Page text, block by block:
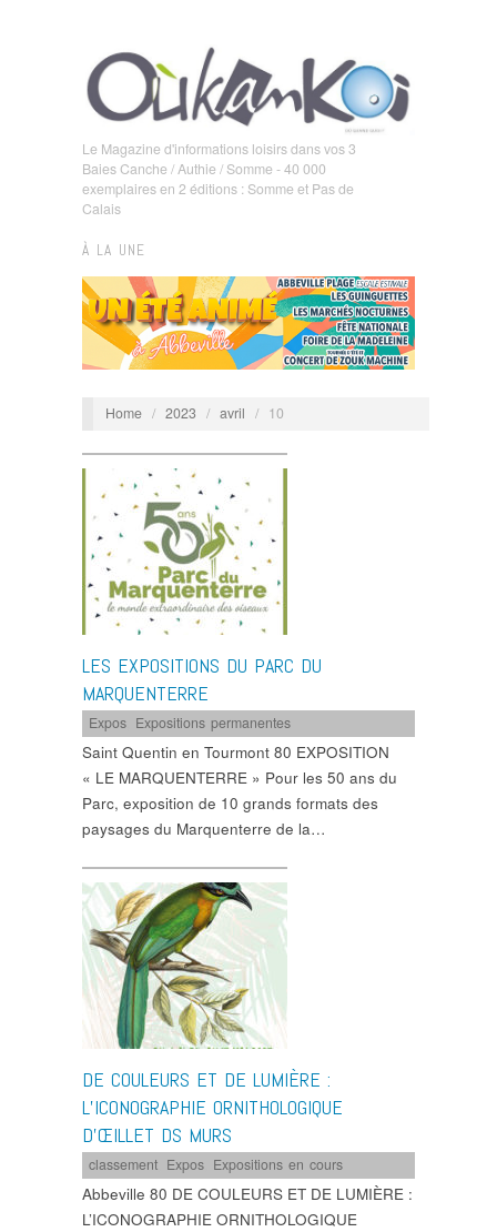
Le Magazine d'informations loisirs dans vos 3
Baies Canche / Authie / Somme - 40 000
exemplaires en 2 éditions : Somme et Pas de
Calais
À LA UNE
Home / 2023 / avril / 10
LES EXPOSITIONS DU PARC DU
MARQUENTERRE
Expos Expositions permanentes
Saint Quentin en Tourmont 80 EXPOSITION
« LE MARQUENTERRE » Pour les 50 ans du
Parc, exposition de 10 grands formats des
paysages du Marquenterre de la…
DE COULEURS ET DE LUMIÈRE :
L’ICONOGRAPHIE ORNITHOLOGIQUE
D’ŒILLET DS MURS
classement Expos Expositions en cours
Abbeville 80 DE COULEURS ET DE LUMIÈRE :
L’ICONOGRAPHIE ORNITHOLOGIQUE